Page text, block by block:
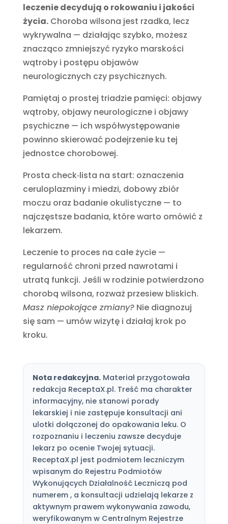
leczenie decydują o rokowaniu i jakości
życia.Choroba wilsona jest rzadka, lecz
wykrywalna — działając szybko, możesz
znacząco zmniejszyć ryzyko marskości
wątroby i postępu objawów
neurologicznych czy psychicznych.
Pamiętaj o prostej triadzie pamięci: objawy
wątroby, objawy neurologiczne i objawy
psychiczne — ich współwystępowanie
powinno skierować podejrzenie ku tej
jednostce chorobowej.
Prosta check‑lista na start: oznaczenia
ceruloplazminy i miedzi, dobowy zbiór
moczu oraz badanie okulistyczne — to
najczęstsze badania, które warto omówić z
lekarzem.
Leczenie to proces na całe życie —
regularność chroni przed nawrotami i
utratą funkcji. Jeśli w rodzinie potwierdzono
chorobą wilsona, rozważ przesiew bliskich.
Masz niepokojące zmiany?Nie diagnozuj
się sam — umów wizytę i działaj krok po
kroku.
Nota redakcyjna.Materiał przygotowała
redakcja ReceptaX.pl. Treść ma charakter
informacyjny, nie stanowi porady
lekarskiej i nie zastępuje konsultacji ani
ulotki dołączonej do opakowania leku. O
rozpoznaniu i leczeniu zawsze decyduje
lekarz po ocenie Twojej sytuacji.
ReceptaX.pl jest podmiotem leczniczym
wpisanym do Rejestru Podmiotów
Wykonujących Działalność Leczniczą pod
numerem , a konsultacji udzielają lekarze z
aktywnym prawem wykonywania zawodu,
weryfikowanym w Centralnym Rejestrze